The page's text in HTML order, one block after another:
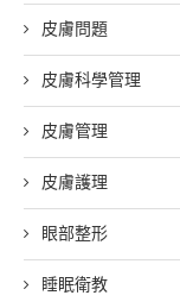
皮膚問題
皮膚科學管理
皮膚管理
皮膚護理
眼部整形
睡眠衛教